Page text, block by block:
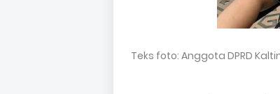
Teks foto: Anggota DPRD